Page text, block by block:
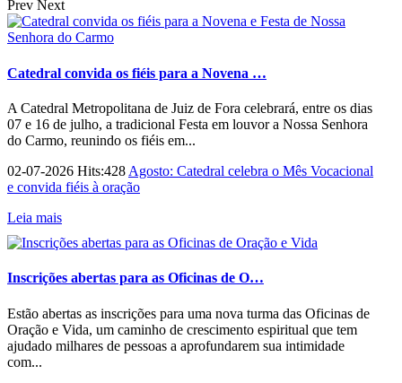
Prev Next
Catedral convida os fiéis para a Novena …
A Catedral Metropolitana de Juiz de Fora celebrará, entre os dias
07 e 16 de julho, a tradicional Festa em louvor a Nossa Senhora
do Carmo, reunindo os fiéis em...
02-07-2026 Hits:428 Agosto: Catedral celebra o Mês Vocacional
e convida fiéis à oração
Leia mais
Inscrições abertas para as Oficinas de O…
Estão abertas as inscrições para uma nova turma das Oficinas de
Oração e Vida, um caminho de crescimento espiritual que tem
ajudado milhares de pessoas a aprofundarem sua intimidade
com...